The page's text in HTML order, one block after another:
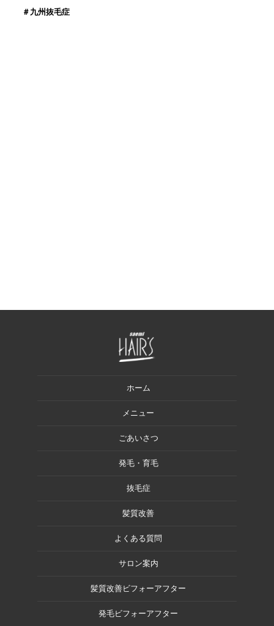
＃九州抜毛症
ホーム
メニュー
ごあいさつ
発毛・育毛
抜毛症
髪質改善
よくある質問
サロン案内
髪質改善ビフォーアフター
発毛ビフォーアフター